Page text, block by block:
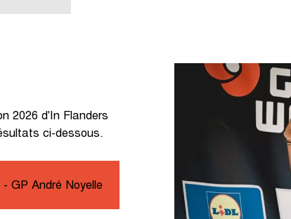
2026 d'In Flanders
ci-dessous.
- GP André Noyelle